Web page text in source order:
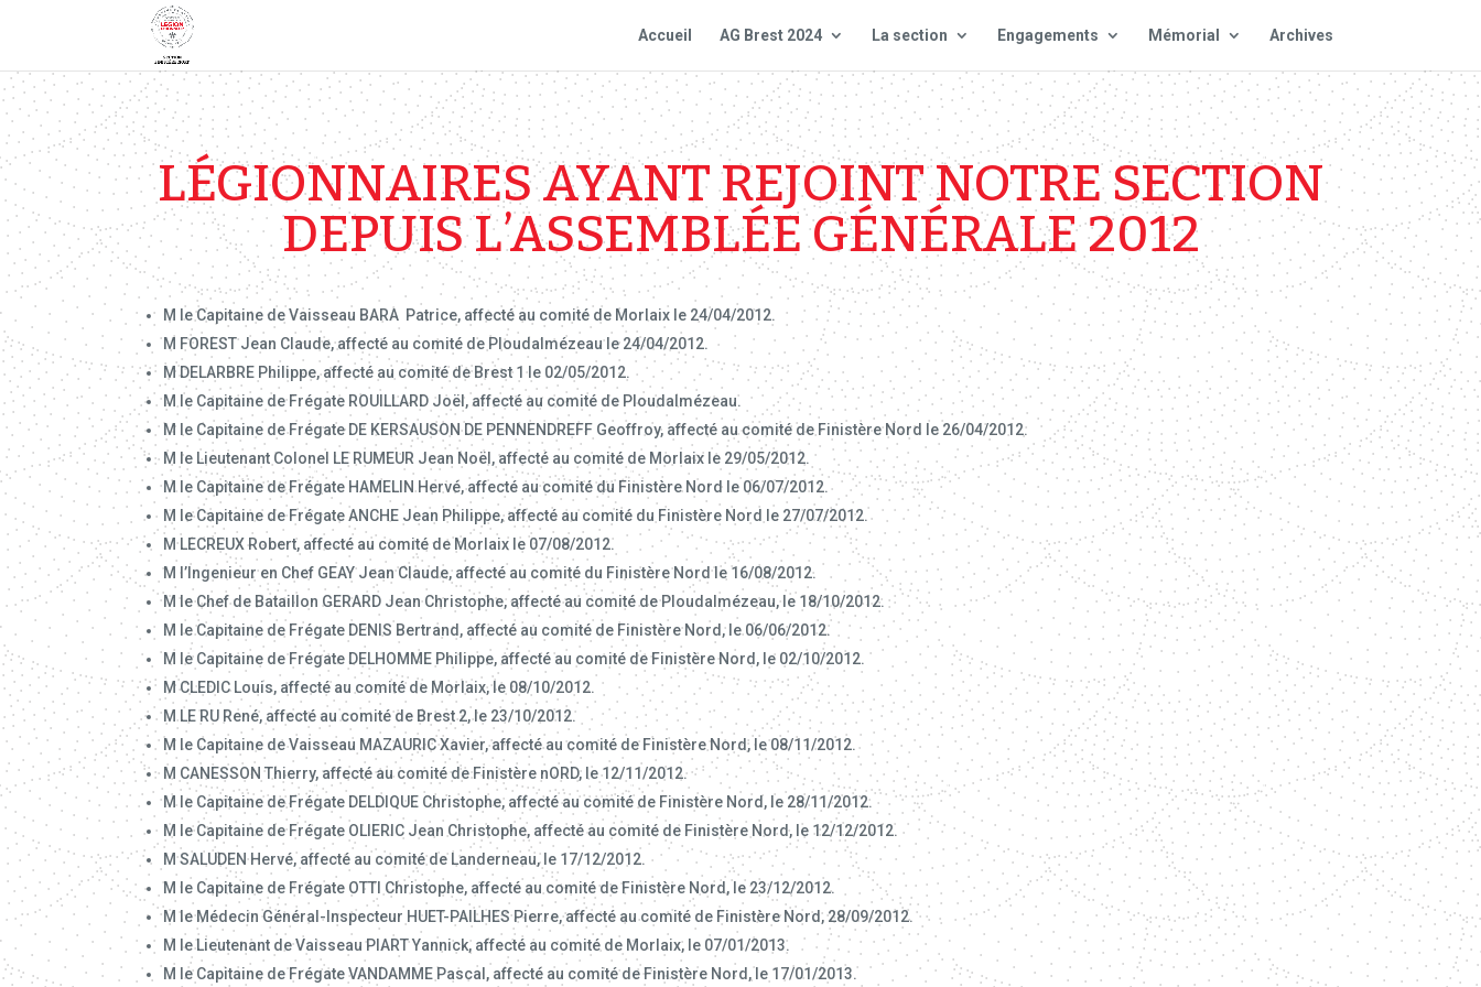
Accueil AG Brest 2024 La section Engagements Mémorial Archives
LÉGIONNAIRES AYANT REJOINT NOTRE SECTION
DEPUIS L’ASSEMBLÉE GÉNÉRALE 2012
M le Capitaine de Vaisseau BARA Patrice, affecté au comité de Morlaix le 24/04/2012.
M FOREST Jean Claude, affecté au comité de Ploudalmézeau le 24/04/2012.
M DELARBRE Philippe, affecté au comité de Brest 1 le 02/05/2012.
M le Capitaine de Frégate ROUILLARD Joël, affecté au comité de Ploudalmézeau.
M le Capitaine de Frégate DE KERSAUSON DE PENNENDREFF Geoffroy, affecté au comité de Finistère Nord le 26/04/2012.
M le Lieutenant Colonel LE RUMEUR Jean Noël, affecté au comité de Morlaix le 29/05/2012.
M le Capitaine de Frégate HAMELIN Hervé, affecté au comité du Finistère Nord le 06/07/2012.
M le Capitaine de Frégate ANCHE Jean Philippe, affecté au comité du Finistère Nord le 27/07/2012.
M LECREUX Robert, affecté au comité de Morlaix le 07/08/2012.
M l’Ingenieur en Chef GEAY Jean Claude, affecté au comité du Finistère Nord le 16/08/2012.
M le Chef de Bataillon GERARD Jean Christophe, affecté au comité de Ploudalmézeau, le 18/10/2012.
M le Capitaine de Frégate DENIS Bertrand, affecté au comité de Finistère Nord, le 06/06/2012.
M le Capitaine de Frégate DELHOMME Philippe, affecté au comité de Finistère Nord, le 02/10/2012.
M CLEDIC Louis, affecté au comité de Morlaix, le 08/10/2012.
M LE RU René, affecté au comité de Brest 2, le 23/10/2012.
M le Capitaine de Vaisseau MAZAURIC Xavier, affecté au comité de Finistère Nord, le 08/11/2012.
M CANESSON Thierry, affecté au comité de Finistère nORD, le 12/11/2012.
M le Capitaine de Frégate DELDIQUE Christophe, affecté au comité de Finistère Nord, le 28/11/2012.
M le Capitaine de Frégate OLIERIC Jean Christophe, affecté au comité de Finistère Nord, le 12/12/2012.
M SALUDEN Hervé, affecté au comité de Landerneau, le 17/12/2012.
M le Capitaine de Frégate OTTI Christophe, affecté au comité de Finistère Nord, le 23/12/2012.
M le Médecin Général-Inspecteur HUET-PAILHES Pierre, affecté au comité de Finistère Nord, 28/09/2012.
M le Lieutenant de Vaisseau PIART Yannick, affecté au comité de Morlaix, le 07/01/2013.
M le Capitaine de Frégate VANDAMME Pascal, affecté au comité de Finistère Nord, le 17/01/2013.